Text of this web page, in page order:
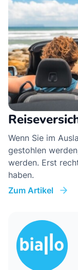
Wenn Sie im
gestohlen
werden. Erst
haben.
Zum Artikel